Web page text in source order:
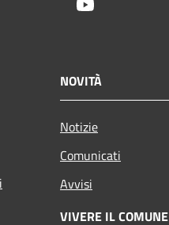
NOVITÀ
Notizie
Comunicati
Avvisi
VIVERE IL COMUNE